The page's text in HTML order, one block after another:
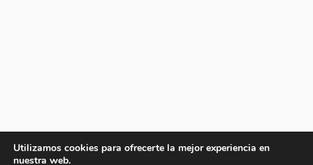
Utilizamos cookies para ofrecerte la mejor experiencia en
nuestra web.